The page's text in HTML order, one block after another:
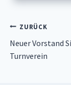
ZURÜCK
Neuer Vorstand
Turnverein